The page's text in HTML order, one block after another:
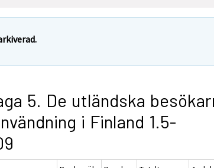
5. De utländska
i Finland 1.5-